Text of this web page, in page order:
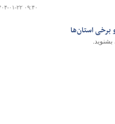
۱۴۰۴-۰۱-۲۲
برخی استان‌ها